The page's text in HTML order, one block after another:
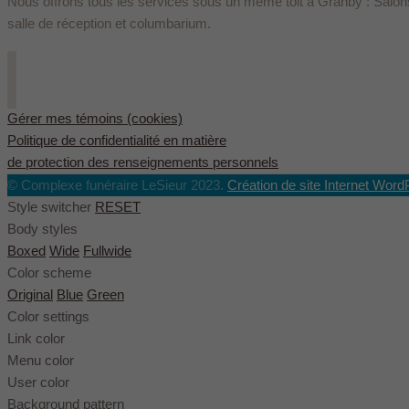
salle de réception et columbarium.
Gérer mes témoins (cookies)
Politique de confidentialité en matière
de protection des renseignements personnels
© Complexe funéraire LeSieur 2023. Création de site Internet
Style switcher RESET
Body styles
Boxed Wide Fullwide
Color scheme
Original Blue Green
Color settings
Link color
Menu color
User color
Background pattern